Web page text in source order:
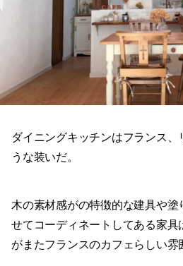
ダイニングキッチンはフランス、
うな装いだ。
木の素材感がの特徴的な建具や
せてコーディネートしてある家
がまたフランスのカフェらしい雰